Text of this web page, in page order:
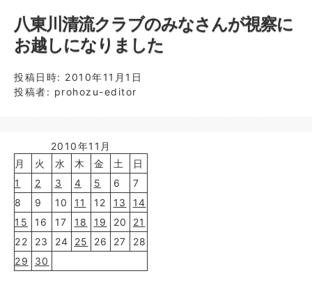
八東川清流クラブのみなさんが視察に
お越しになりました
投稿日時: 2010年11月1日
投稿者: prohozu-editor
2010年11月
月
火 水 木 金 土
日
1
2 3 4 5 6
7
8
9 10 11 12 13
14
15
16 17 18 19 20
21
22
23 24 25 26 27
28
29
30